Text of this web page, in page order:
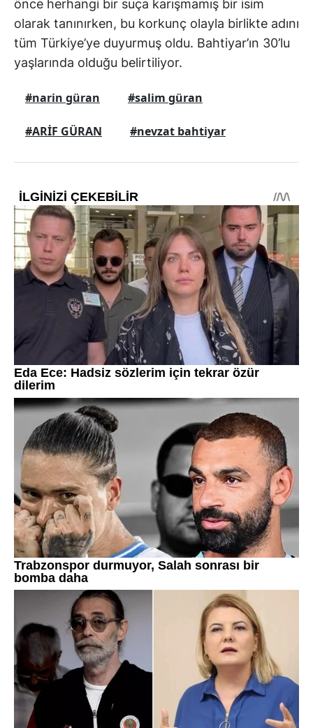
önce herhangi bir suça karışmamış bir isim
olarak tanınırken, bu korkunç olayla birlikte adını
tüm Türkiye’ye duyurmuş oldu. Bahtiyar’ın 30’lu
yaşlarında olduğu belirtiliyor.
#narin güran #salim güran
#ARİF GÜRAN #nevzat bahtiyar